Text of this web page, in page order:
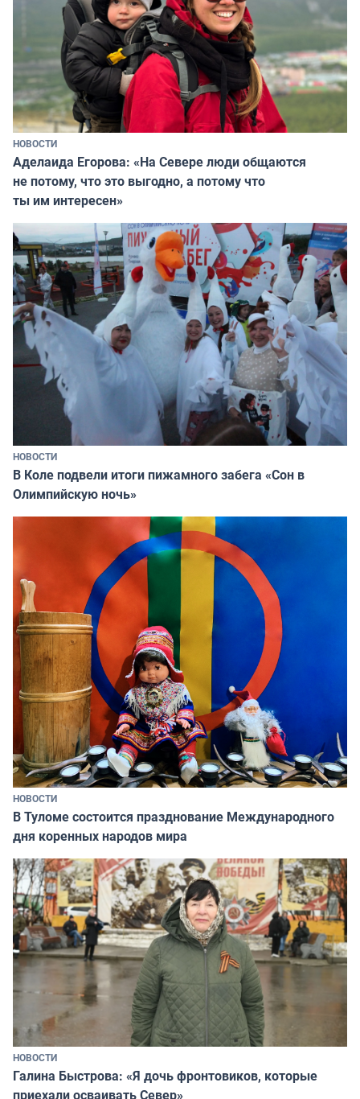
НОВОСТИ
Аделаида Егорова: «На Севере люди общаются
не потому, что это выгодно, а потому что
ты им интересен»
НОВОСТИ
В Коле подвели итоги пижамного забега «Сон в
Олимпийскую ночь»
НОВОСТИ
В Туломе состоится празднование Международного
дня коренных народов мира
НОВОСТИ
Галина Быстрова: «Я дочь фронтовиков, которые
приехали осваивать Север»